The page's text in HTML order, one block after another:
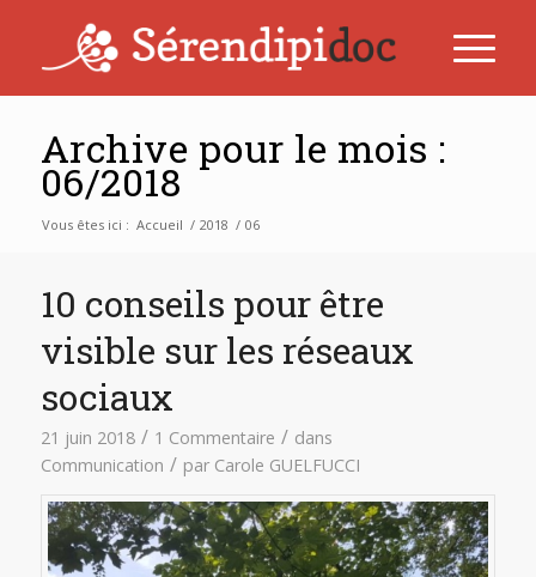
Archive pour le mois :
06/2018
Vous êtes ici : Accueil / 2018 / 06
10 conseils pour être
visible sur les réseaux
sociaux
21 juin 2018 / 1 Commentaire / dans
Communication / par Carole GUELFUCCI